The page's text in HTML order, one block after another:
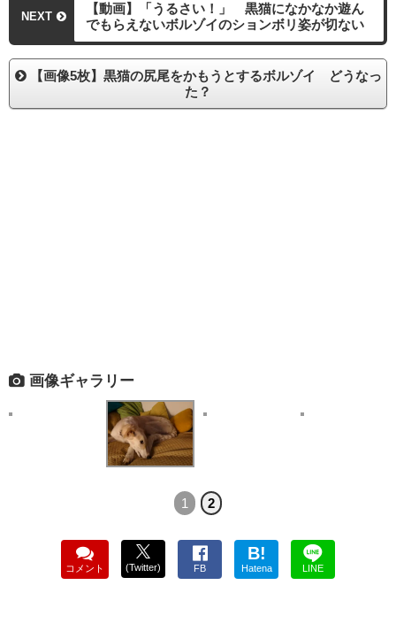
NEXT
【動画】「うるさい！」 黒猫になかなか遊ん
でもらえないボルゾイのションボリ姿が切ない
【画像5枚】黒猫の尻尾をかもうとするボルゾイ どうなっ
た？
画像ギャラリー
1 2
コメント (Twitter) FB
B!
Hatena LINE